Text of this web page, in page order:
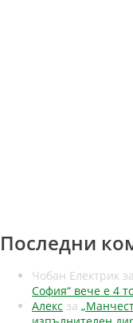
Последни
Чобан Електрик за
София“ вече е 4
Алекс за